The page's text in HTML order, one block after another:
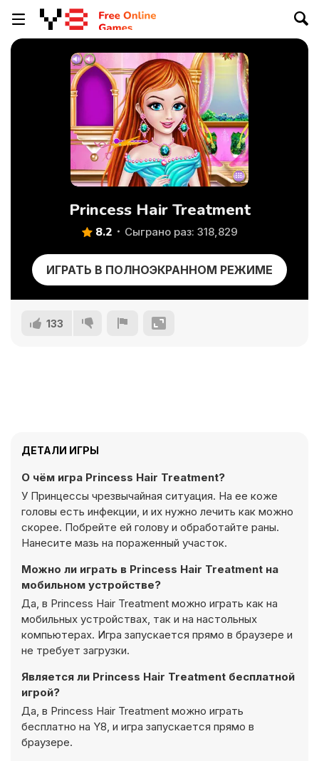
Princess Hair Treatment
8.2 Сыграно раз: 318,829
ИГРАТЬ В ПОЛНОЭКРАННОМ РЕЖИМЕ
133
ДЕТАЛИ ИГРЫ
О чём игра Princess Hair Treatment?
У Принцессы чрезвычайная ситуация. На ее коже
головы есть инфекции, и их нужно лечить как можно
скорее. Побрейте ей голову и обработайте раны.
Нанесите мазь на пораженный участок.
Можно ли играть в Princess Hair Treatment на
мобильном устройстве?
Да, в Princess Hair Treatment можно играть как на
мобильных устройствах, так и на настольных
компьютерах. Игра запускается прямо в браузере и
не требует загрузки.
Является ли Princess Hair Treatment бесплатной
игрой?
Да, в Princess Hair Treatment можно играть
бесплатно на Y8, и игра запускается прямо в
браузере.